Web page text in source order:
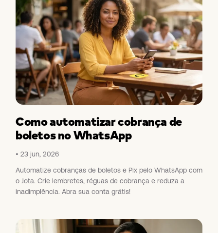
Como automatizar cobrança de
boletos no WhatsApp
23 jun, 2026
Automatize cobranças de boletos e Pix pelo WhatsApp com
o Jota. Crie lembretes, réguas de cobrança e reduza a
inadimplência. Abra sua conta grátis!